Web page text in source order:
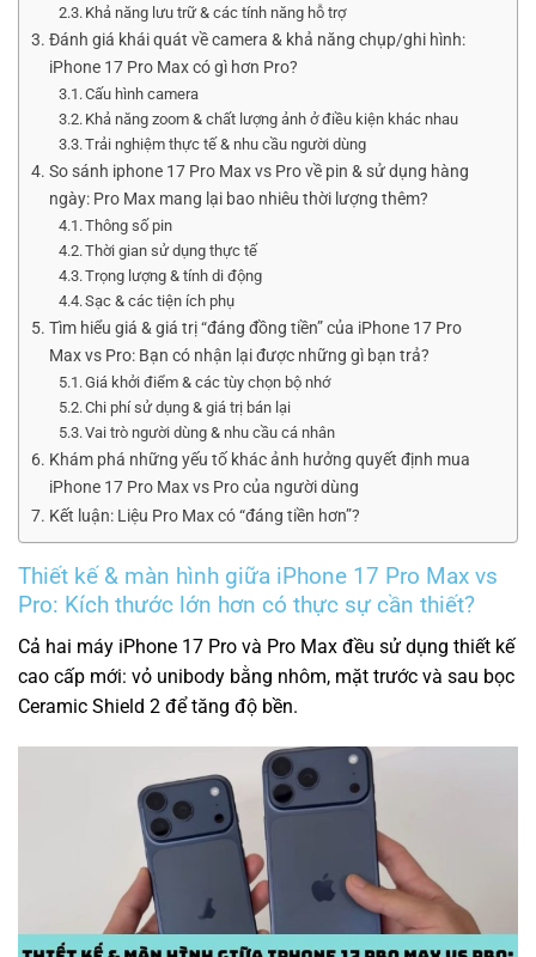
Khả năng lưu trữ & các tính năng hỗ trợ
Đánh giá khái quát về camera & khả năng chụp/ghi hình:
iPhone 17 Pro Max có gì hơn Pro?
Cấu hình camera
Khả năng zoom & chất lượng ảnh ở điều kiện khác nhau
Trải nghiệm thực tế & nhu cầu người dùng
So sánh iphone 17 Pro Max vs Pro về pin & sử dụng hàng
ngày: Pro Max mang lại bao nhiêu thời lượng thêm?
Thông số pin
Thời gian sử dụng thực tế
Trọng lượng & tính di động
Sạc & các tiện ích phụ
Tìm hiểu giá & giá trị “đáng đồng tiền” của iPhone 17 Pro
Max vs Pro: Bạn có nhận lại được những gì bạn trả?
Giá khởi điểm & các tùy chọn bộ nhớ
Chi phí sử dụng & giá trị bán lại
Vai trò người dùng & nhu cầu cá nhân
Khám phá những yếu tố khác ảnh hưởng quyết định mua
iPhone 17 Pro Max vs Pro của người dùng
Kết luận: Liệu Pro Max có “đáng tiền hơn”?
Thiết kế & màn hình giữa iPhone 17 Pro Max vs
Pro: Kích thước lớn hơn có thực sự cần thiết?
Cả hai máy iPhone 17 Pro và Pro Max đều sử dụng thiết kế
cao cấp mới: vỏ unibody bằng nhôm, mặt trước và sau bọc
Ceramic Shield 2 để tăng độ bền.